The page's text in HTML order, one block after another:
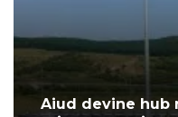
Aiud devine hub